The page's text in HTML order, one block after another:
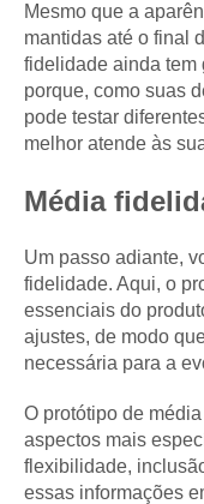
Mesmo que a
mantidas até o final
fidelidade ainda tem
porque, como suas
pode testar
melhor atende às
Média
Um passo adiante,
fidelidade. Aqui, o
essenciais do
ajustes, de modo
necessária para a
O protótipo de
aspectos mais
flexibilidade,
essas informações